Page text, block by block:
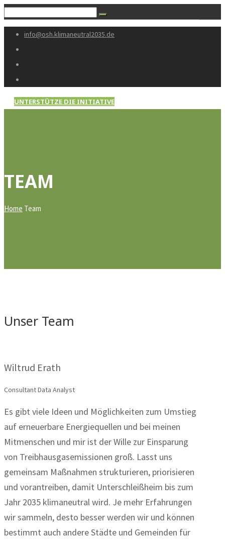
info@osh.klimaneutral2035.de
UNTERSTÜTZE DIE INITIATIVE
TEAM
Home Team
Unser Team
Wiltrud Erath
Consultant Data Analyst
Es gibt viele Ideen und Möglichkeiten zum Umstieg
auf erneuerbare Energiequellen und bei meinen
Mitmenschen und mir ist der Wille zur Einsparung
von Treibhausgasemissionen groß. Lasst uns
gemeinsam Maßnahmen strukturieren, priorisieren
und vorantreiben, damit Unterschleißheim bis zum
Jahr 2035 klimaneutral wird. Je mehr Erfahrungen
wir sammeln, desto besser werden wir und können
bestimmt auch andere Städte und Gemeinden für